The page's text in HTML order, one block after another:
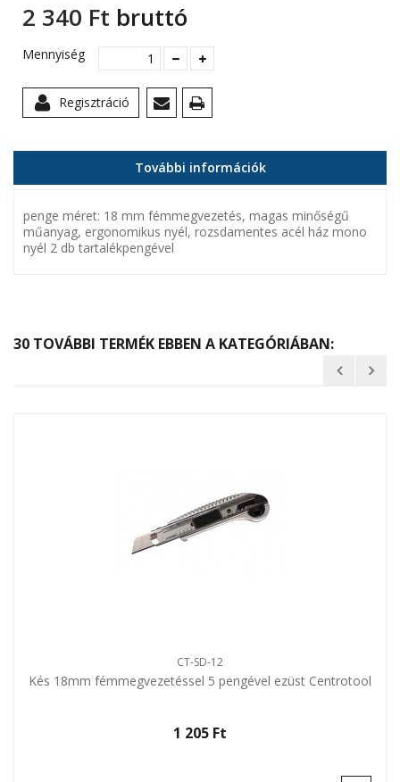
2 340 Ft‎ bruttó
Mennyiség
Regisztráció
További információk
penge méret: 18 mm fémmegvezetés, magas minőségű
műanyag, ergonomikus nyél, rozsdamentes acél ház mono
nyél 2 db tartalékpengével
30 TOVÁBBI TERMÉK EBBEN A KATEGÓRIÁBAN:
CT-SD-12
Kés 18mm fémmegvezetéssel 5 pengével ezüst Centrotool
1 205 Ft‎